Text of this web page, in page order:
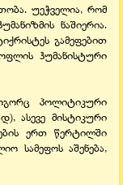
უეჭველია, რომ
ნაშიერია.
გამეფებით
ჰუმანისტური
პოლიტიკური
ასევე მისტიკური
ერთ წერტილში
სამეფოს აშენება,